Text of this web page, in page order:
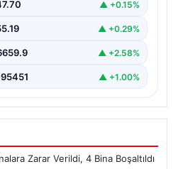
▲ +0.15%
▲ +0.29%
▲ +2.58%
▲ +1.00%
Zarar Verildi, 4 Bina Boşaltıldı